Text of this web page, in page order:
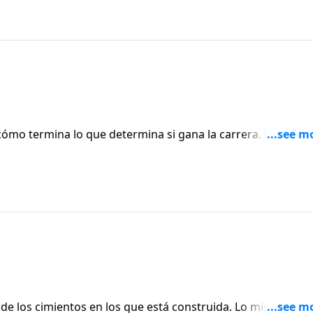
termina lo que determina si gana la carrera. Dennis
de terminar bien.
los cimientos en los que está construida. Lo mismo